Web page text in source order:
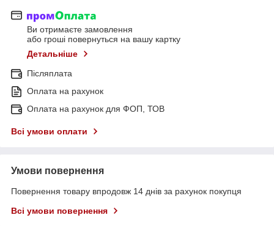
Ви отримаєте замовлення
або гроші повернуться на вашу картку
Детальніше
Післяплата
Оплата на рахунок
Оплата на рахунок для ФОП, ТОВ
Всі умови оплати
Умови повернення
Повернення товару впродовж 14 днів за рахунок покупця
Всі умови повернення